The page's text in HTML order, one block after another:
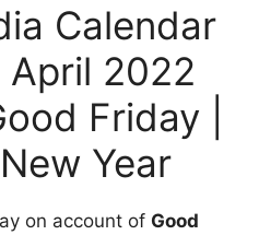
Calendar
April 2022
Friday |
Year
on account of Good